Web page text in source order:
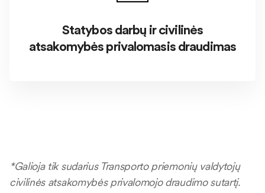
Statybos darbų ir civilinės
atsakomybės privalomasis draudimas
*Galioja tik sudarius Transporto priemonių valdytojų
civilinės atsakomybės privalomojo draudimo sutartį.